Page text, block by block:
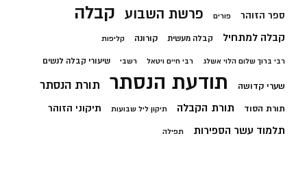
ספר הזוהר פורים פרשת השבוע קבלה
קבלה למתחיל קבלה מעשית קורונה קליפות
רבי ברוך שלום הלוי אשלג רבי חיים ויטאל רשבי שיעורי קבלה לנשים
שערי קדושה תודעת הנסתר תורת הנסתר
תורת הסוד תורת הקבלה תיקון ליל שבועות תיקוני הזוהר
תלמוד עשר הספירות תפילה